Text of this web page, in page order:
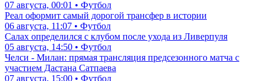
07 августа, 00:01 • Футбол
Реал оформит самый дорогой трансфер в истории
06 августа, 11:07 • Футбол
Салах определился с клубом после ухода из Ливерпуля
05 августа, 14:50 • Футбол
Челси - Милан: прямая трансляция предсезонного матча с
участием Дастана Сатпаева
07 августа, 15:00 • Футбол